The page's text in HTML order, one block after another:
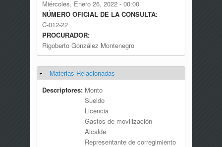
Miércoles, Enero 26, 2022 - 00:00
NÚMERO OFICIAL DE LA CONSULTA:
C-012-22
PROCURADOR:
Rigoberto González Montenegro
Ocultar
Materias Relacionadas
Descriptores: Monto
Sueldo
Licencia
Gastos de movilización
Alcalde
Representante de corregimiento